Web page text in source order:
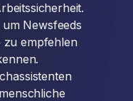
Newsfeeds
zu empfehlen